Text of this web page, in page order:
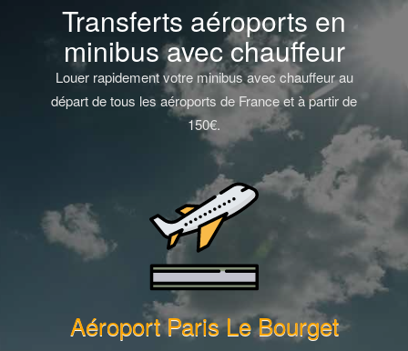
Transferts aéroports en
minibus avec chauffeur
Louer rapidement votre minibus avec chauffeur au
départ de tous les aéroports de France et à partir de
150€.
Aéroport Paris Le Bourget